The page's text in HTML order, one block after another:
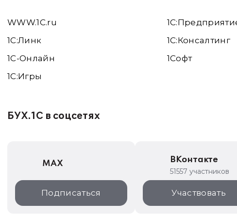
WWW.1С.ru
1С:Линк
1С-Онлайн
1C:Игры
1С:Консалтинг
1Софт
БУХ.1С в соцсетях
MAX
Подписаться
ВКонтакте
51557 участников
Участвовать